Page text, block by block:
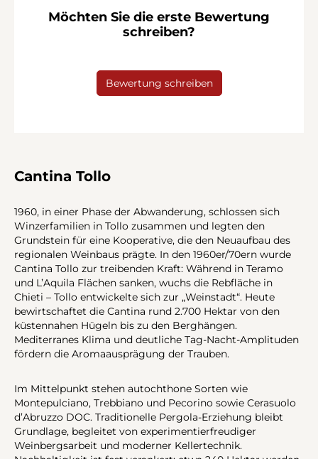
Möchten Sie die erste Bewertung
schreiben?
Bewertung schreiben
Cantina Tollo
1960, in einer Phase der Abwanderung, schlossen sich
Winzerfamilien in Tollo zusammen und legten den
Grundstein für eine Kooperative, die den Neuaufbau des
regionalen Weinbaus prägte. In den 1960er/70ern wurde
Cantina Tollo zur treibenden Kraft: Während in Teramo
und L’Aquila Flächen sanken, wuchs die Rebfläche in
Chieti – Tollo entwickelte sich zur „Weinstadt“. Heute
bewirtschaftet die Cantina rund 2.700 Hektar von den
küstennahen Hügeln bis zu den Berghängen.
Mediterranes Klima und deutliche Tag-Nacht-Amplituden
fördern die Aromaausprägung der Trauben.
Im Mittelpunkt stehen autochthone Sorten wie
Montepulciano, Trebbiano und Pecorino sowie Cerasuolo
d’Abruzzo DOC. Traditionelle Pergola-Erziehung bleibt
Grundlage, begleitet von experimentierfreudiger
Weinbergsarbeit und moderner Kellertechnik.